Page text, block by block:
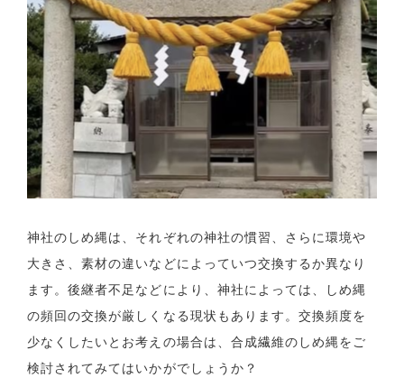
神社のしめ縄は、それぞれの神社の慣習、さらに環境や
大きさ、素材の違いなどによっていつ交換するか異なり
ます。後継者不足などにより、神社によっては、しめ縄
の頻回の交換が厳しくなる現状もあります。交換頻度を
少なくしたいとお考えの場合は、合成繊維のしめ縄をご
検討されてみてはいかがでしょうか？